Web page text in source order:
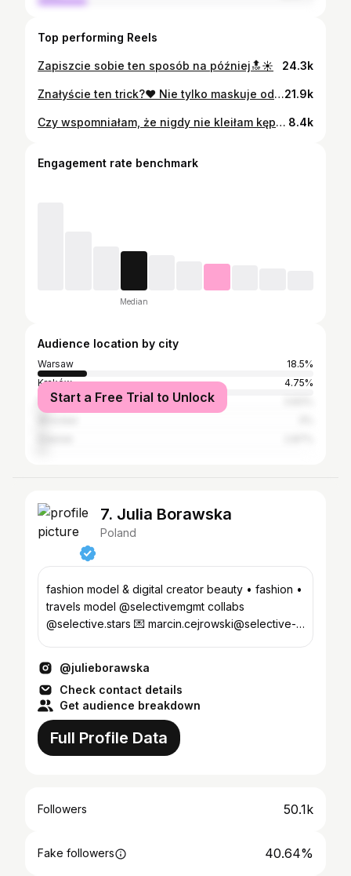
Top performing Reels
Zapiszcie sobie ten sposób na później🔝☀️ 24.3k
Znałyście ten trick?❤️ Nie tylko maskuje odstający brzuszek (bo to nic złego), ale też efektownie wygląda🥰 #fashion #moda #modapolska21.9k
Czy wspomniałam, że nigdy nie kleiłam kępek, bo mnie to przerastało? Jakie było moje zdziwienie, kiedy okazało się, że te rzęsy z @nanolash.official są takie proste w aplikacji🥹 Efekt osiągnięty w kilka minut, a zostaje na kilka dni! I przede wszystkim: zero kleju i stresu🙂‍↔️ [reklama] 8.4k
Engagement rate benchmark
Median
Audience location by city
Warsaw
18.5%
Kraków
4.75%
Poznań
Start a Free Trial to Unlock
7. Julia Borawska
Poland
fashion model & digital creator beauty • fashion •
travels model @selectivemgmt collabs
@selective.stars 💌 marcin.cejrowski@selective-
@julieborawska
Check contact details
Get audience breakdown
Full Profile Data
Followers 50.1k
Fake followers 40.64%